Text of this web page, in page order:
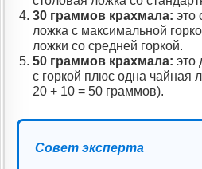
30 граммов крахмала: это
ложка с максимальной
ложки со средней горкой.
50 граммов крахмала: это
с горкой плюс одна чайная
20 + 10 = 50 граммов).
Совет эксперта